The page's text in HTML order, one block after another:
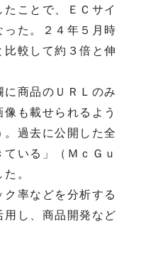
ことで、ＥＣサイ
った。２４年５月時
較して約３倍と伸
商品のＵＲＬのみ
も載せられるよう
過去に公開した全
いる」（ＭｃＧｕ
。
率などを分析する
用し、商品開発など